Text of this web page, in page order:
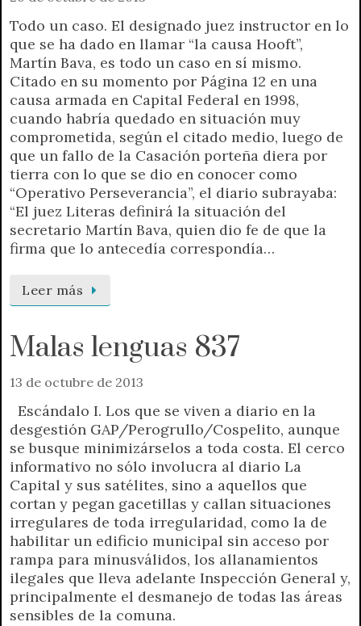
Todo un caso. El designado juez instructor en lo
que se ha dado en llamar “la causa Hooft”,
Martín Bava, es todo un caso en sí mismo.
Citado en su momento por Página 12 en una
causa armada en Capital Federal en 1998,
cuando habría quedado en situación muy
comprometida, según el citado medio, luego de
que un fallo de la Casación porteña diera por
tierra con lo que se dio en conocer como
“Operativo Perseverancia”, el diario subrayaba:
“El juez Literas definirá la situación del
secretario Martín Bava, quien dio fe de que la
firma que lo antecedía correspondía…
Leer más
Malas lenguas 837
13 de octubre de 2013
Escándalo I. Los que se viven a diario en la
desgestión GAP/Perogrullo/Cospelito, aunque
se busque minimizárselos a toda costa. El cerco
informativo no sólo involucra al diario La
Capital y sus satélites, sino a aquellos que
cortan y pegan gacetillas y callan situaciones
irregulares de toda irregularidad, como la de
habilitar un edificio municipal sin acceso por
rampa para minusválidos, los allanamientos
ilegales que lleva adelante Inspección General y,
principalmente el desmanejo de todas las áreas
sensibles de la comuna.